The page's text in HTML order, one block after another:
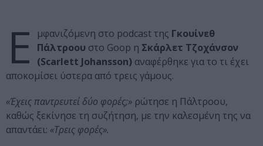
Ε μφανιζόμενη στο podcast της Γκουίνεθ
Πάλτροου στο Goop η Σκάρλετ Τζοχάνσον
(Scarlett Johansson) αναφέρθηκε για το τι έχει
αποκομίσει ύστερα από τρεις γάμους.
«Έχεις παντρευτεί δύο φορές;» ρώτησε η Πάλτροου,
καθώς ξεκίνησε τη συζήτηση, με την καλεσμένη της να
απαντάει: «Τρεις φορές».